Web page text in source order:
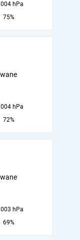
hPa
75%
hPa
72%
hPa
69%